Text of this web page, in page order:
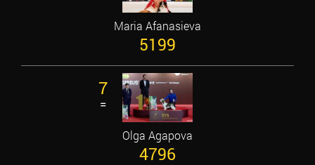
Maria Afanasieva
5199
7
=
Olga Agapova
4796